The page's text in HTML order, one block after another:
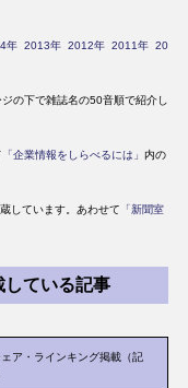
年 2013年 2012年 2011年 20
の下で雑誌名の50音順で紹介し
「企業情報をしらべるには」 内の
しています。あわせて 「新聞室
している記事
ア・ラインキング掲載（記